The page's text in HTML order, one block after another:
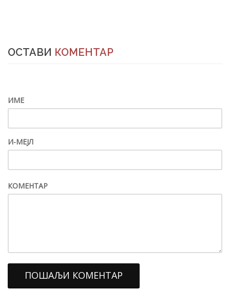
ОСТАВИ КОМЕНТАР
ИМЕ
И-МЕЈЛ
КОМЕНТАР
ПОШАЉИ КОМЕНТАР